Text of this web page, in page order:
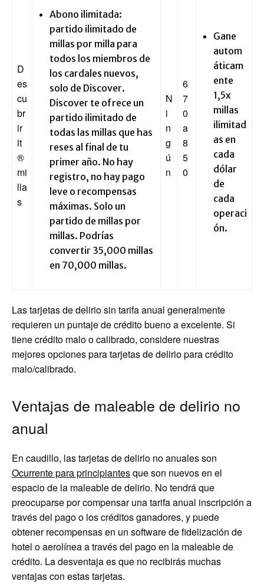
D
es
cu
br
ir
it
®
mi
lla
s
Abono ilimitada:
partido ilimitado de
millas por milla para
todos los miembros de
los cardales nuevos,
solo de Discover.
Discover te ofrece un
partido ilimitado de
todas las millas que has
reses al final de tu
primer año. No hay
registro, no hay pago
leve o recompensas
máximas. Solo un
partido de millas por
millas. Podrías
convertir 35,000 millas
en 70,000 millas.
N
i
n
g
ú
n
6
7
0
a
8
5
0
Gane
autom
áticam
ente
1,5x
millas
ilimitad
as en
cada
dólar
de
cada
operaci
ón.
Las tarjetas de delirio sin tarifa anual generalmente
requieren un puntaje de crédito bueno a excelente. Si
tiene crédito malo o calibrado, considere nuestras
mejores opciones para tarjetas de delirio para crédito
malo/calibrado.
Ventajas de maleable de delirio no
anual
En caudillo, las tarjetas de delirio no anuales son
Ocurrente para principiantesque son nuevos en el
espacio de la maleable de delirio. No tendrá que
preocuparse por compensar una tarifa anual inscripción a
través del pago o los créditos ganadores, y puede
obtener recompensas en un software de fidelización de
hotel o aerolínea a través del pago en la maleable de
crédito. La desventaja es que no recibirás muchas
ventajas con estas tarjetas.